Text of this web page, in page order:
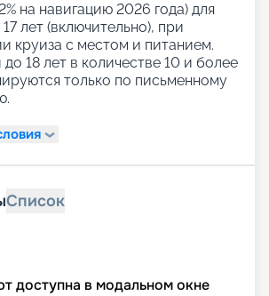
на навигацию 2026 года) для
лет (включительно), при
круиза с местом и питанием.
до 18 лет в количестве 10 и более
только по письменному
Список
доступна в модальном окне